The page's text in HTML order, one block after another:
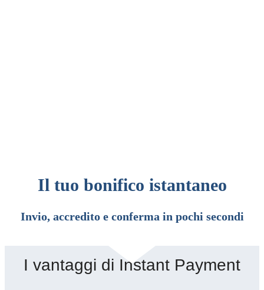
Il tuo bonifico istantaneo
Invio, accredito e conferma in pochi secondi
I vantaggi di Instant Payment